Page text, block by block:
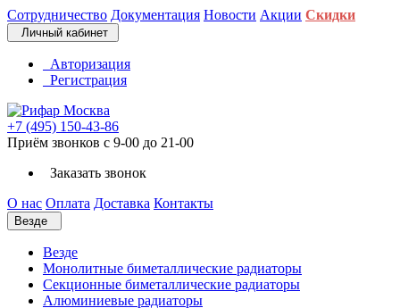
Сотрудничество Документация Новости Акции Скидки
Личный кабинет
Авторизация
Регистрация
+7 (495) 150-43-86
Приём звонков с 9-00 до 21-00
Заказать звонок
О нас Оплата Доставка Контакты
Везде
Везде
Монолитные биметаллические радиаторы
Секционные биметаллические радиаторы
Алюминиевые радиаторы